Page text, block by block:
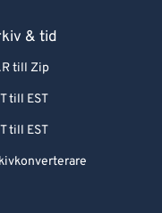
& tid
till Zip
till EST
till EST